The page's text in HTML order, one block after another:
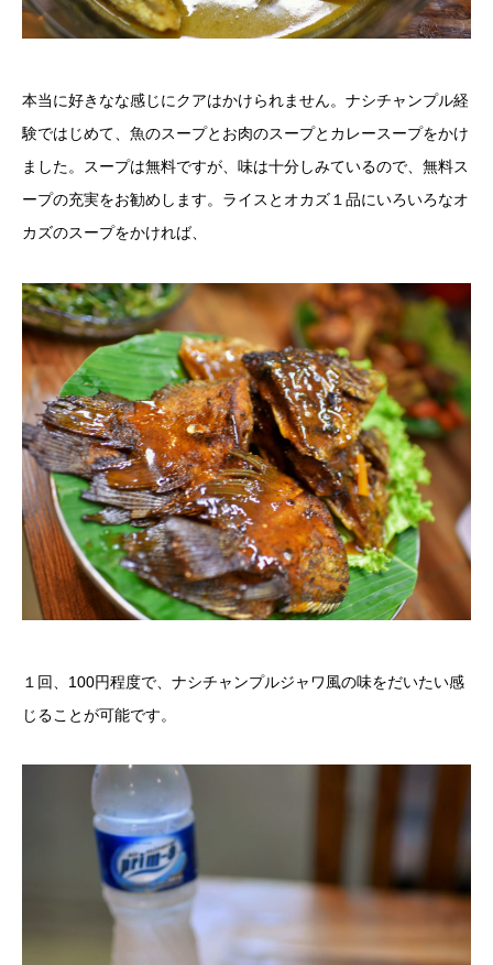
本当に好きなな感じにクアはかけられません。ナシチャンプル経
験ではじめて、魚のスープとお肉のスープとカレースープをかけ
ました。スープは無料ですが、味は十分しみているので、無料ス
ープの充実をお勧めします。ライスとオカズ１品にいろいろなオ
カズのスープをかければ、
１回、100円程度で、ナシチャンプルジャワ風の味をだいたい感
じることが可能です。